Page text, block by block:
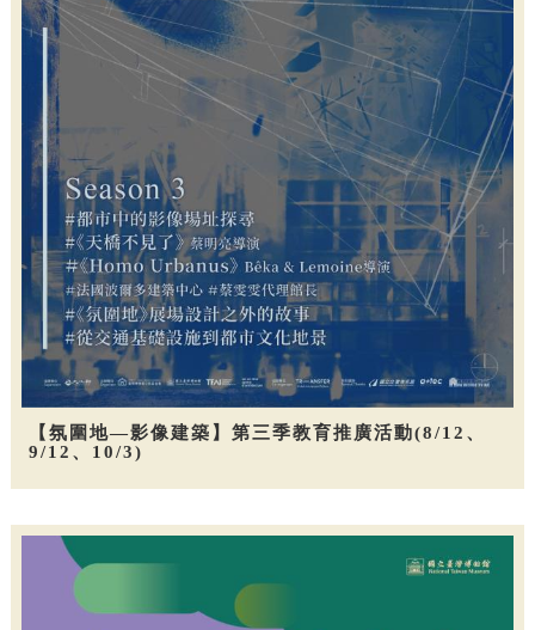
【氛圍地—影像建築】第三季教育推廣活動(8/12、
9/12、10/3)